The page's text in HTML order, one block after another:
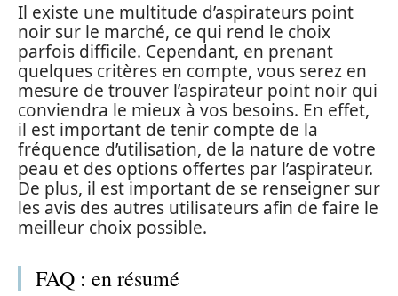
Il existe une multitude d’aspirateurs point
noir sur le marché, ce qui rend le choix
parfois difficile. Cependant, en prenant
quelques critères en compte, vous serez en
mesure de trouver l’aspirateur point noir qui
conviendra le mieux à vos besoins. En effet,
il est important de tenir compte de la
fréquence d’utilisation, de la nature de votre
peau et des options offertes par l’aspirateur.
De plus, il est important de se renseigner sur
les avis des autres utilisateurs afin de faire le
meilleur choix possible.
FAQ : en résumé